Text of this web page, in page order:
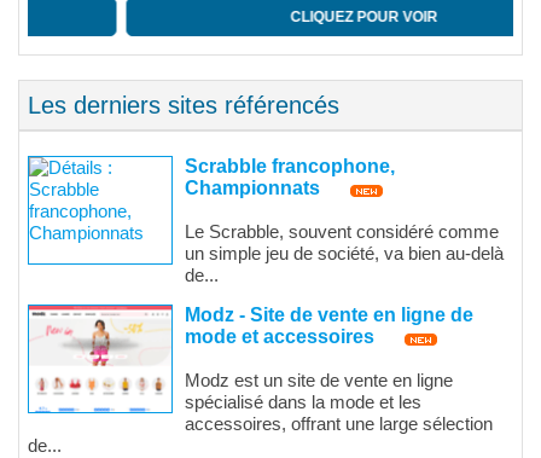
CLIQUEZ POUR VOIR
Les derniers sites référencés
Scrabble francophone,
Championnats
Le Scrabble, souvent considéré comme
un simple jeu de société, va bien au-delà
de...
Modz - Site de vente en ligne de
mode et accessoires
Modz est un site de vente en ligne
spécialisé dans la mode et les
accessoires, offrant une large sélection
de...